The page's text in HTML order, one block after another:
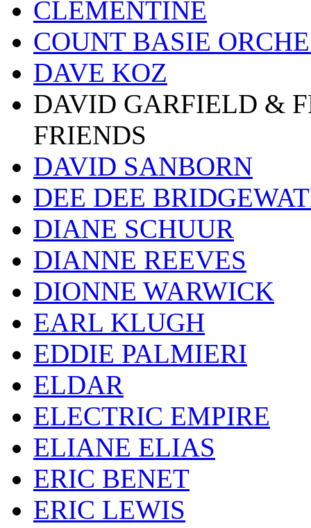
CLEMENTINE
COUNT BASIE
DAVE KOZ
DAVID GARFIELD &
FRIENDS
DAVID SANBORN
DEE DEE
DIANE SCHUUR
DIANNE REEVES
DIONNE WARWICK
EARL KLUGH
EDDIE PALMIERI
ELDAR
ELECTRIC EMPIRE
ELIANE ELIAS
ERIC BENET
ERIC LEWIS